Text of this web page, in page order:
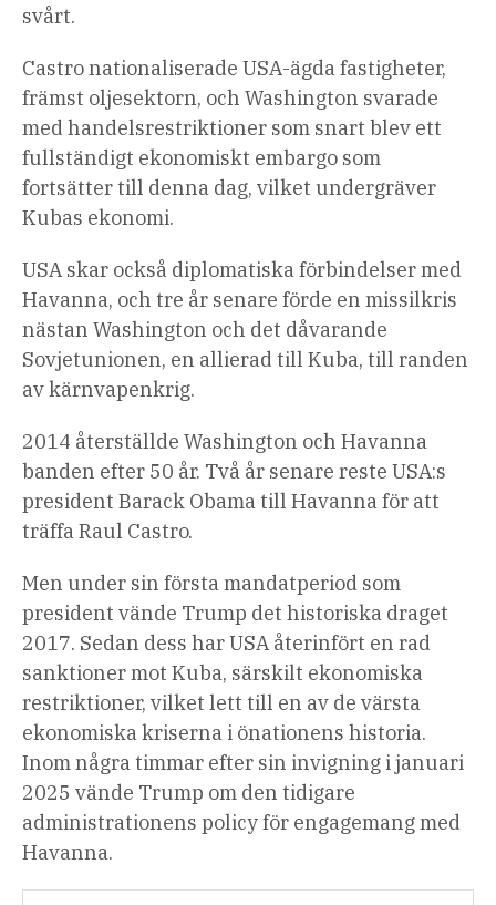
svårt.
Castro nationaliserade USA-ägda fastigheter,
främst oljesektorn, och Washington svarade
med handelsrestriktioner som snart blev ett
fullständigt ekonomiskt embargo som
fortsätter till denna dag, vilket undergräver
Kubas ekonomi.
USA skar också diplomatiska förbindelser med
Havanna, och tre år senare förde en missilkris
nästan Washington och det dåvarande
Sovjetunionen, en allierad till Kuba, till randen
av kärnvapenkrig.
2014 återställde Washington och Havanna
banden efter 50 år. Två år senare reste USA:s
president Barack Obama till Havanna för att
träffa Raul Castro.
Men under sin första mandatperiod som
president vände Trump det historiska draget
2017. Sedan dess har USA återinfört en rad
sanktioner mot Kuba, särskilt ekonomiska
restriktioner, vilket lett till en av de värsta
ekonomiska kriserna i önationens historia.
Inom några timmar efter sin invigning i januari
2025 vände Trump om den tidigare
administrationens policy för engagemang med
Havanna.